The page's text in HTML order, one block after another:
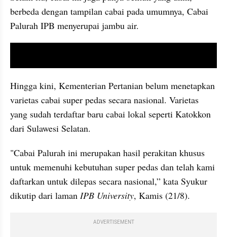
berbeda dengan tampilan cabai pada umumnya, Cabai
Palurah IPB menyerupai jambu air.
Hingga kini, Kementerian Pertanian belum menetapkan
varietas cabai super pedas secara nasional. Varietas
yang sudah terdaftar baru cabai lokal seperti Katokkon
dari Sulawesi Selatan.
"Cabai Palurah ini merupakan hasil perakitan khusus
untuk memenuhi kebutuhan super pedas dan telah kami
daftarkan untuk dilepas secara nasional,” kata Syukur
dikutip dari laman IPB University, Kamis (21/8).
ADVERTISEMENT